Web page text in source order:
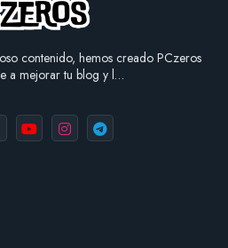
contenido, hemos creado PCzeros
a mejorar tu blog y l…